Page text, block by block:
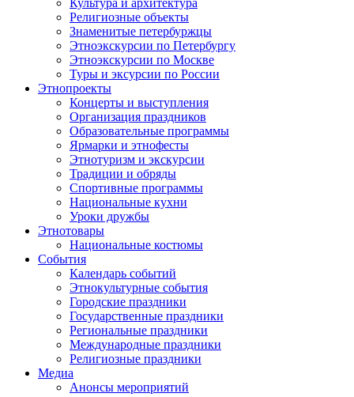
Культура и архитектура
Религиозные объекты
Знаменитые петербуржцы
Этноэкскурсии по Петербургу
Этноэкскурсии по Москве
Туры и эксурсии по России
Этнопроекты
Концерты и выступления
Организация праздников
Образовательные программы
Ярмарки и этнофесты
Этнотуризм и экскурсии
Традиции и обряды
Спортивные программы
Национальные кухни
Уроки дружбы
Этнотовары
Национальные костюмы
События
Календарь событий
Этнокультурные события
Городские праздники
Государственные праздники
Региональные праздники
Международные праздники
Религиозные праздники
Медиа
Анонсы мероприятий